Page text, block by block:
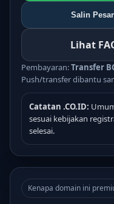
Salin
Lihat
Pembayaran:Transfer
Push/transfer dibantu
Catatan .CO.ID:
sesuai kebijakan
selesai.
Kenapa domain ini